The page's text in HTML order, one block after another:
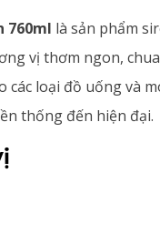
760ml là sản phẩm
vị thơm ngon,
các loại đồ uống và
thống đến hiện đại.